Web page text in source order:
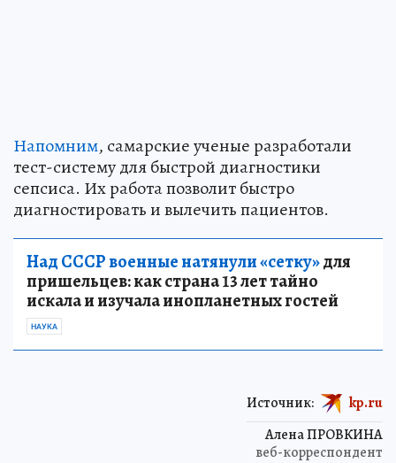
Напомним, самарские ученые разработали
тест-систему для быстрой диагностики
сепсиса. Их работа позволит быстро
диагностировать и вылечить пациентов.
Над СССР военные натянули «сетку»для
пришельцев: как страна 13 лет тайно
искала и изучала инопланетных гостей
НАУКА
Алена ПРОВКИНА
веб-корреспондент
Источник: kp.ru